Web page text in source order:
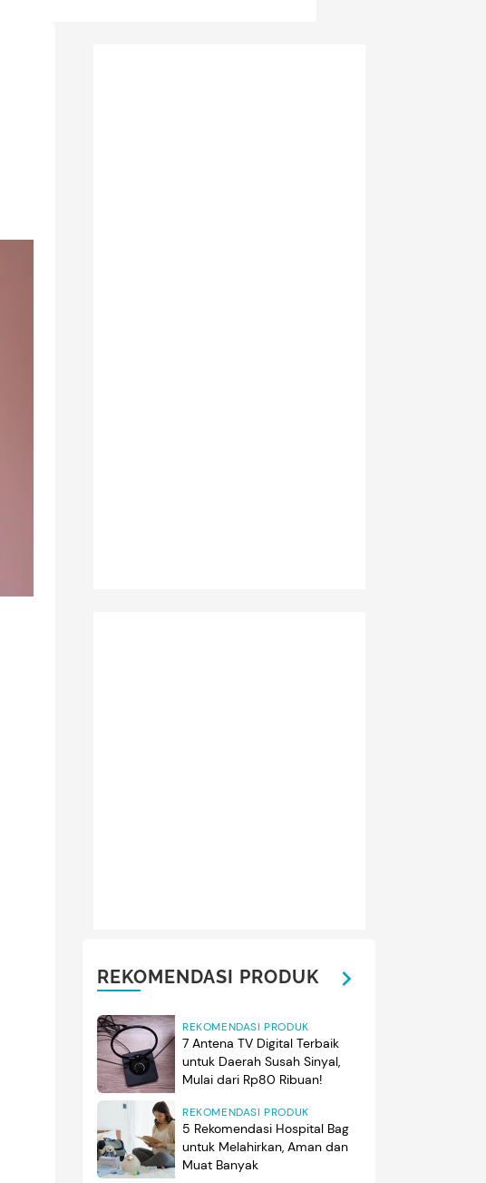
REKOMENDASI PRODUK
REKOMENDASI PRODUK
7 Antena TV Digital Terbaik
untuk Daerah Susah Sinyal,
Mulai dari Rp80 Ribuan!
REKOMENDASI PRODUK
5 Rekomendasi Hospital Bag
untuk Melahirkan, Aman dan
Muat Banyak